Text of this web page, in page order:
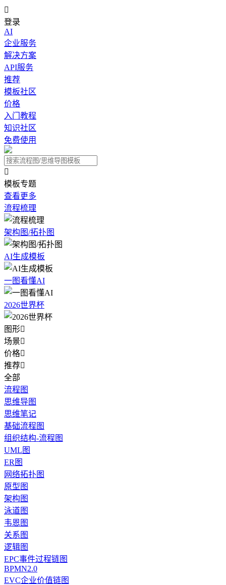

登录
AI
企业服务
解决方案
API服务
推荐
模板社区
价格
入门教程
知识社区
免费使用

模板专题
查看更多
流程梳理
架构图/拓扑图
AI生成模板
一图看懂AI
2026世界杯
图形
场景
价格
推荐
全部
流程图
思维导图
思维笔记
基础流程图
组织结构-流程图
UML图
ER图
网络拓扑图
原型图
架构图
泳道图
韦恩图
关系图
逻辑图
EPC事件过程链图
BPMN2.0
EVC企业价值链图